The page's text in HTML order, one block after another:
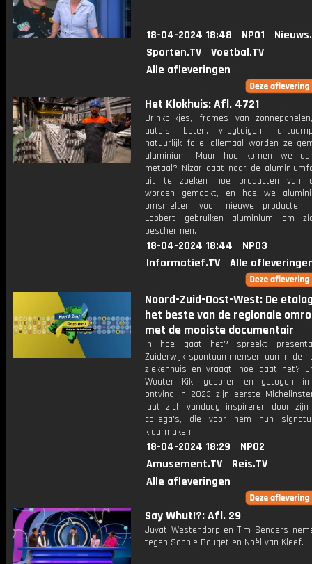
18-04-2024 18:48 NPO1
Sporten.TV
Voetbal.TV
Alle afleveringen
Het Klokhuis: Afl. 4721
Drinkblikjes, frames van
auto's, boten, vliegtuigen,
natuurlijk folie: allemaal worden ze
aluminium. Maar hoe komen we
metaal? Nizar gaat naar de
uit te zoeken hoe producten van
worden gemaakt, en hoe we
omsmelten voor nieuwe
Lobbert gebruiken aluminium om
beschermen.
18-04-2024 18:44
NPO3
Informatief.TV
Alle
Noord-Zuid-Oost-West: De
het beste van de regionale
met de mooiste documentair
In hoe gaat het? spreekt
Zuiderwijk spontaan mensen aan in de
ziekenhuis en vraagt: hoe gaat het?
Wouter Kik, geboren en getogen in
ontving in 2023 zijn eerste
laat zich vandaag inspireren door zijn
collega's, die voor hem hun
klaarmaken.
18-04-2024 18:29
NPO2
Amusement.TV
Reis.TV
Alle afleveringen
Say Whut!?: Afl. 29
Juvat Westendorp en Tim Senders
tegen Sophie Bouqet en Noël van Kleef.